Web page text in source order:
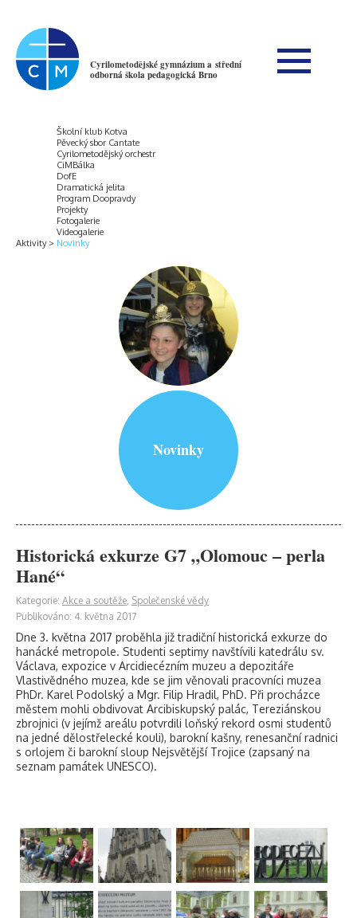
Cyrilometodějské gymnázium a střední
odborná škola pedagogická Brno
Aktivity
Školní klub Kotva
Pěvecký sbor Cantate
Cyrilometodějský orchestr
CiMBálka
DofE
Dramatická jelita
Program Doopravdy
Projekty
Fotogalerie
Videogalerie
Novinky
Novinky
Historická exkurze G7 „Olomouc – perla
Hané“
Kategorie: Akce a soutěže, Společenské vědy
Publikováno: 4. května 2017
Dne 3. května 2017 proběhla již tradiční historická exkurze do
hanácké metropole. Studenti septimy navštívili katedrálu sv.
Václava, expozice v Arcidiecézním muzeu a depozitáře
Vlastivědného muzea, kde se jim věnovali pracovníci muzea
PhDr. Karel Podolský a Mgr. Filip Hradil, PhD. Při procházce
městem mohli obdivovat Arcibiskupský palác, Tereziánskou
zbrojnici (v jejímž areálu potvrdili loňský rekord osmi studentů
na jedné dělostřelecké kouli), barokní kašny, renesanční radnici
s orlojem či barokní sloup Nejsvětější Trojice (zapsaný na
seznam památek UNESCO).